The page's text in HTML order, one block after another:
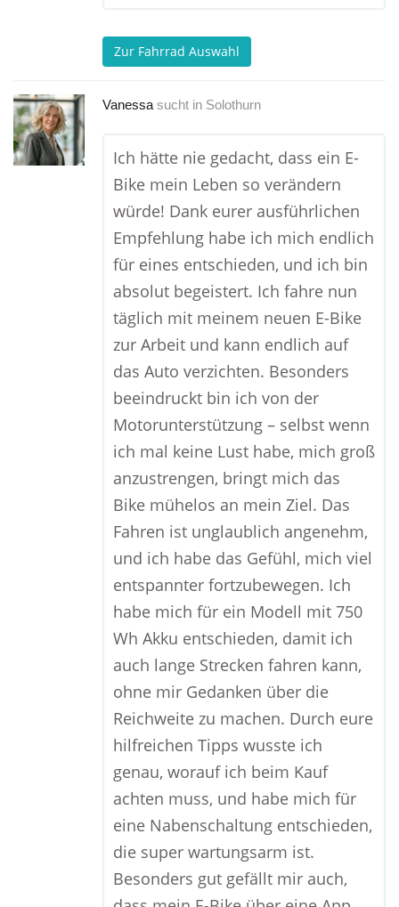
Zur Fahrrad Auswahl
Vanessa sucht in Solothurn
Ich hätte nie gedacht, dass ein E-
Bike mein Leben so verändern
würde! Dank eurer ausführlichen
Empfehlung habe ich mich endlich
für eines entschieden, und ich bin
absolut begeistert. Ich fahre nun
täglich mit meinem neuen E-Bike
zur Arbeit und kann endlich auf
das Auto verzichten. Besonders
beeindruckt bin ich von der
Motorunterstützung – selbst wenn
ich mal keine Lust habe, mich groß
anzustrengen, bringt mich das
Bike mühelos an mein Ziel. Das
Fahren ist unglaublich angenehm,
und ich habe das Gefühl, mich viel
entspannter fortzubewegen. Ich
habe mich für ein Modell mit 750
Wh Akku entschieden, damit ich
auch lange Strecken fahren kann,
ohne mir Gedanken über die
Reichweite zu machen. Durch eure
hilfreichen Tipps wusste ich
genau, worauf ich beim Kauf
achten muss, und habe mich für
eine Nabenschaltung entschieden,
die super wartungsarm ist.
Besonders gut gefällt mir auch,